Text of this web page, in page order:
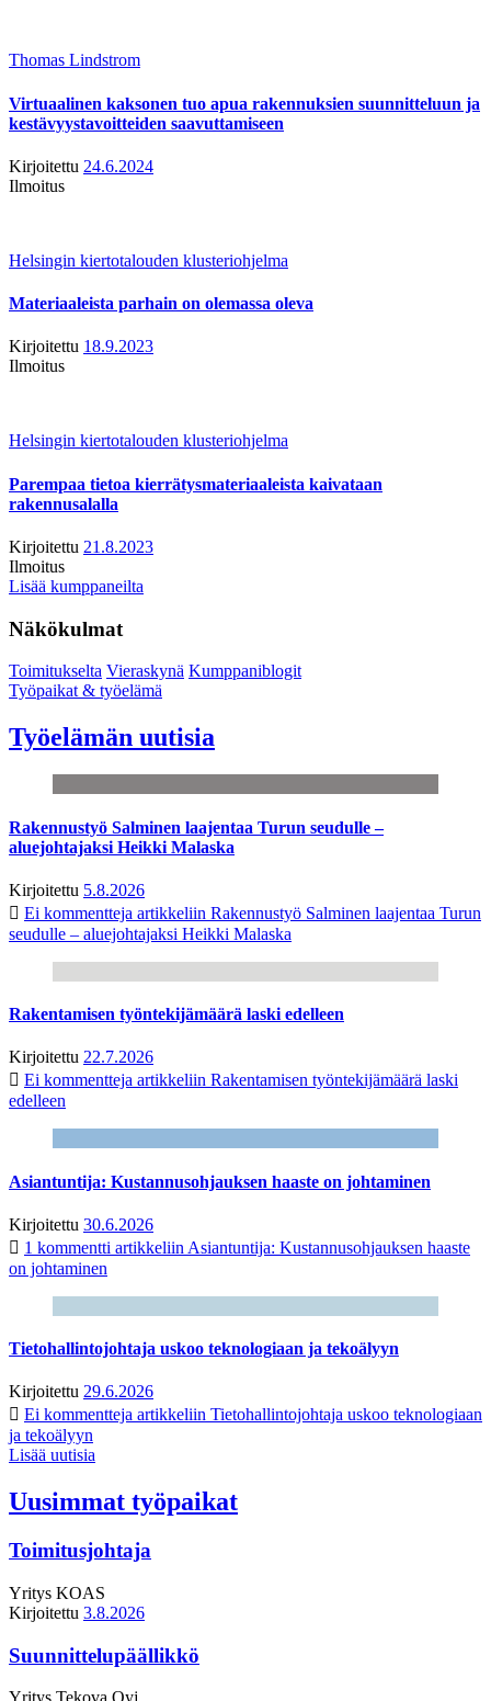
Thomas Lindstrom
Virtuaalinen kaksonen tuo apua rakennuksien suunnitteluun ja
kestävyystavoitteiden saavuttamiseen
Kirjoitettu 24.6.2024
Ilmoitus
Helsingin kiertotalouden klusteriohjelma
Materiaaleista parhain on olemassa oleva
Kirjoitettu 18.9.2023
Ilmoitus
Helsingin kiertotalouden klusteriohjelma
Parempaa tietoa kierrätysmateriaaleista kaivataan
rakennusalalla
Kirjoitettu 21.8.2023
Ilmoitus
Lisää kumppaneilta
Näkökulmat
Toimitukselta Vieraskynä Kumppaniblogit
Työpaikat & työelämä
Työelämän uutisia
Rakennustyö Salminen laajentaa Turun seudulle –
aluejohtajaksi Heikki Malaska
Kirjoitettu 5.8.2026
Ei kommentteja artikkeliin Rakennustyö Salminen laajentaa Turun
seudulle – aluejohtajaksi Heikki Malaska
Rakentamisen työntekijämäärä laski edelleen
Kirjoitettu 22.7.2026
Ei kommentteja artikkeliin Rakentamisen työntekijämäärä laski
edelleen
Asiantuntija: Kustannusohjauksen haaste on johtaminen
Kirjoitettu 30.6.2026
1 kommentti artikkeliin Asiantuntija: Kustannusohjauksen haaste
on johtaminen
Tietohallintojohtaja uskoo teknologiaan ja tekoälyyn
Kirjoitettu 29.6.2026
Ei kommentteja artikkeliin Tietohallintojohtaja uskoo teknologiaan
ja tekoälyyn
Lisää uutisia
Uusimmat työpaikat
Toimitusjohtaja
Yritys KOAS
Kirjoitettu 3.8.2026
Suunnittelupäällikkö